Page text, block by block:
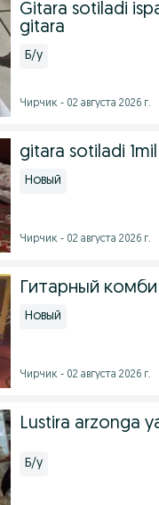
Gitara sotiladi
gitara
Б/у
Чирчик - 02 августа 2026 г.
gitara sotiladi 1mil
Новый
Чирчик - 02 августа 2026 г.
Гитарный комби
Новый
Чирчик - 02 августа 2026 г.
Lustira arzonga
Б/у